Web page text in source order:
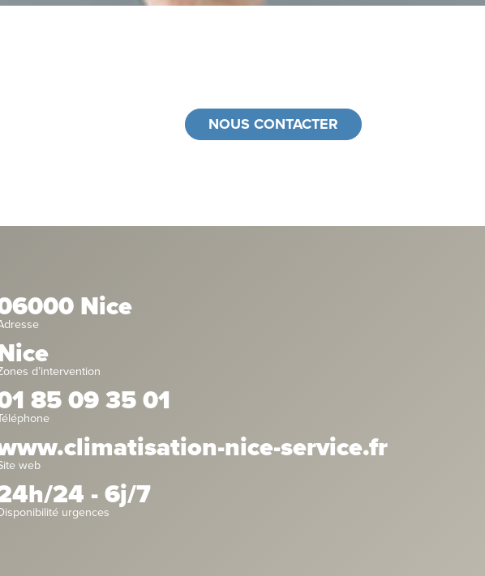
NOUS CONTACTER
Nice
d’intervention
85 09 35 01
nice-service.fr
web
24 - 6j/7
urgences